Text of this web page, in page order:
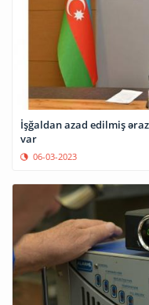
İşğaldan azad edilmiş
var
06-03-2023